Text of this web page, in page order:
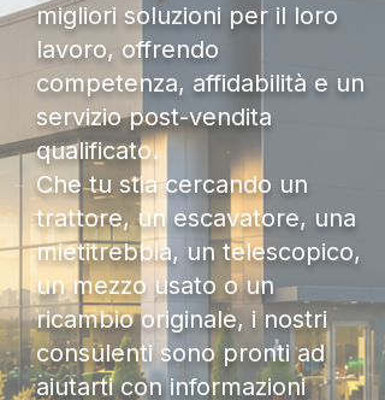
migliori soluzioni per il loro
lavoro, offrendo
competenza, affidabilità e un
servizio post-vendita
qualificato.
Che tu stia cercando un
trattore, un escavatore, una
mietitrebbia, un telescopico,
un mezzo usato o un
ricambio originale, i nostri
consulenti sono pronti ad
aiutarti con informazioni